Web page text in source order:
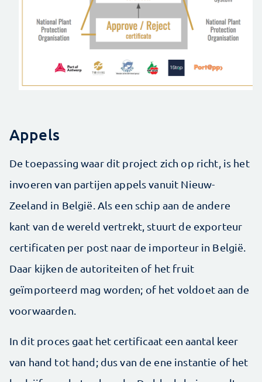
Appels
De toepassing waar dit project zich op richt, is het
invoeren van partijen appels vanuit Nieuw-
Zeeland in België. Als een schip aan de andere
kant van de wereld vertrekt, stuurt de exporteur
certificaten per post naar de importeur in België.
Daar kijken de autoriteiten of het fruit
geïmporteerd mag worden; of het voldoet aan de
voorwaarden.
In dit proces gaat het certificaat een aantal keer
van hand tot hand; dus van de ene instantie of het